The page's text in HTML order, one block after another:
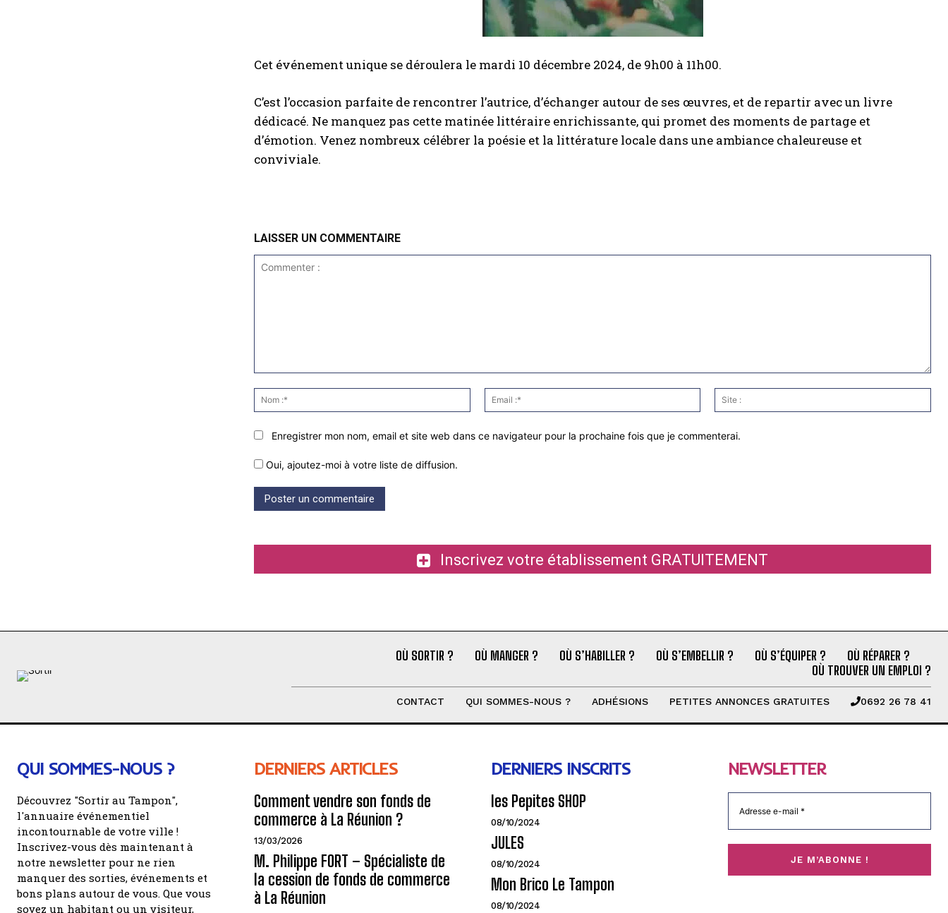
Cet événement unique se déroulera le mardi 10 décembre 2024, de 9h00 à 11h00.
C’est l’occasion parfaite de rencontrer l’autrice, d’échanger autour de ses œuvres, et de repartir avec un livre
dédicacé. Ne manquez pas cette matinée littéraire enrichissante, qui promet des moments de partage et
d’émotion. Venez nombreux célébrer la poésie et la littérature locale dans une ambiance chaleureuse et
conviviale.
LAISSER UN COMMENTAIRE
:*
Email
:*
:
Enregistrer mon nom, email et site web dans ce navigateur pour la prochaine fois que je commenterai.
Oui, ajoutez-moi à votre liste de diffusion.
Inscrivez votre établissement GRATUITEMENT
OÙ SORTIR ? OÙ MANGER ? OÙ S’HABILLER ? OÙ S’EMBELLIR ? OÙ S’ÉQUIPER ?
OÙ RÉPARER ?
OÙ TROUVER UN EMPLOI ?
CONTACT QUI SOMMES-NOUS ? ADHÉSIONS PETITES ANNONCES GRATUITES 0692 26 78 41
QUI SOMMES-NOUS ?
Découvrez "Sortir au Tampon",
l'annuaire événementiel
incontournable de votre ville !
Inscrivez-vous dès maintenant à
notre newsletter pour ne rien
manquer des sorties, événements et
bons plans autour de vous. Que vous
soyez un habitant ou un visiteur,
DERNIERS ARTICLES
Comment vendre son fonds de
commerce à La Réunion ?
13/03/2026
M. Philippe FORT – Spécialiste de
la cession de fonds de commerce
à La Réunion
DERNIERS INSCRITS
les Pepites SHOP
08/10/2024
JULES
08/10/2024
Mon Brico Le Tampon
08/10/2024
NEWSLETTER